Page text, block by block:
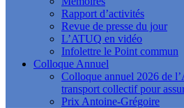
Rapport d’activités
Revue de presse du jour
L’ATUQ en vidéo
Infolettre le Point commun
Colloque Annuel
Colloque annuel 2026 de
transport collectif pour
Prix Antoine-Grégoire